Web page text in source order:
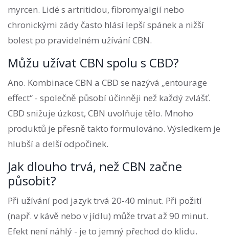
myrcen. Lidé s artritidou, fibromyalgií nebo
chronickými zády často hlásí lepší spánek a nižší
bolest po pravidelném užívání CBN.
Můžu užívat CBN spolu s CBD?
Ano. Kombinace CBN a CBD se nazývá „entourage
effect“ - společně působí účinněji než každý zvlášť.
CBD snižuje úzkost, CBN uvolňuje tělo. Mnoho
produktů je přesně takto formulováno. Výsledkem je
hlubší a delší odpočinek.
Jak dlouho trvá, než CBN začne
působit?
Při užívání pod jazyk trvá 20-40 minut. Při požití
(např. v kávě nebo v jídlu) může trvat až 90 minut.
Efekt není náhlý - je to jemný přechod do klidu.